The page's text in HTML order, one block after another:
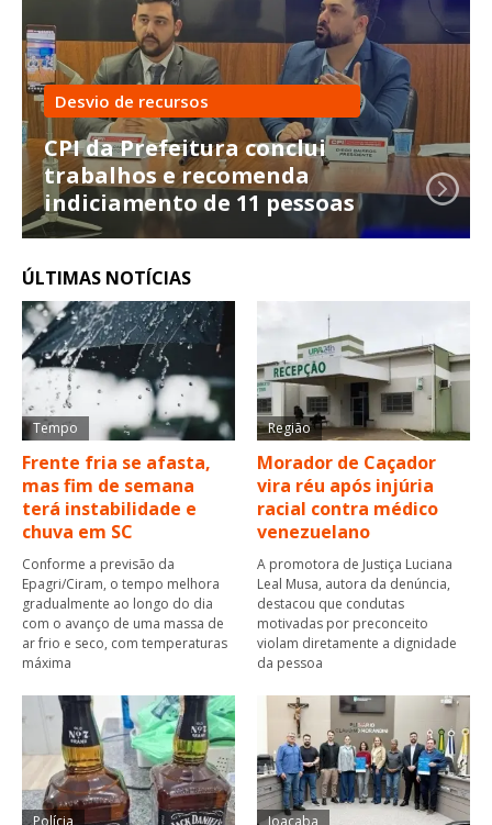
Desvio de recursos
CPI da Prefeitura conclui
trabalhos e recomenda
indiciamento de 11 pessoas
ÚLTIMAS NOTÍCIAS
Tempo
Frente fria se afasta,
mas fim de semana
terá instabilidade e
chuva em SC
Conforme a previsão da
Epagri/Ciram, o tempo melhora
gradualmente ao longo do dia
com o avanço de uma massa de
ar frio e seco, com temperaturas
máxima
Região
Morador de Caçador
vira réu após injúria
racial contra médico
venezuelano
A promotora de Justiça Luciana
Leal Musa, autora da denúncia,
destacou que condutas
motivadas por preconceito
violam diretamente a dignidade
da pessoa